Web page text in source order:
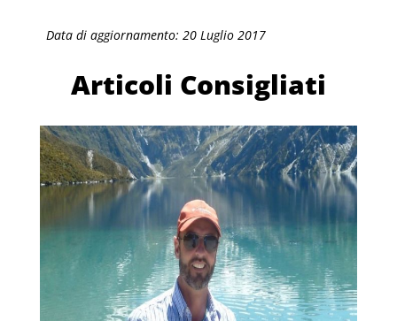
Data di aggiornamento: 20 Luglio 2017
Articoli Consigliati